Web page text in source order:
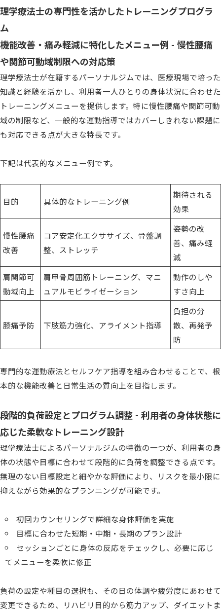
理学療法士の専門性を活かしたトレーニングプログラ
ム
機能改善・痛み軽減に特化したメニュー例 - 慢性腰痛
や関節可動域制限への対応策
理学療法士が在籍するパーソナルジムでは、医療現場で培った
知識と経験を活かし、利用者一人ひとりの身体状況に合わせた
トレーニングメニューを提供します。特に慢性腰痛や関節可動
域の制限など、一般的な運動指導ではカバーしきれない課題に
も対応できる点が大きな特長です。
下記は代表的なメニュー例です。
目的 具体的なトレーニング例
期待される
効果
慢性腰痛
改善
コア安定化エクササイズ、骨盤調
整、ストレッチ
姿勢の改
善、痛み軽
減
肩関節可
動域向上
肩甲骨周囲筋トレーニング、マニ
ュアルモビライゼーション
動作のしや
すさ向上
膝痛予防 下肢筋力強化、アライメント指導
負担の分
散、再発予
防
専門的な運動療法とセルフケア指導を組み合わせることで、根
本的な機能改善と日常生活の質向上を目指します。
段階的負荷設定とプログラム調整 - 利用者の身体状態に
応じた柔軟なトレーニング設計
理学療法士によるパーソナルジムの特徴の一つが、利用者の身
体の状態や目標に合わせて段階的に負荷を調整できる点です。
無理のない目標設定と細やかな評価により、リスクを最小限に
抑えながら効果的なプランニングが可能です。
初回カウンセリングで詳細な身体評価を実施
目標に合わせた短期・中期・長期のプラン設計
セッションごとに身体の反応をチェックし、必要に応じ
てメニューを柔軟に修正
負荷の設定や種目の選択も、その日の体調や疲労度にあわせて
変更できるため、リハビリ目的から筋力アップ、ダイエットま